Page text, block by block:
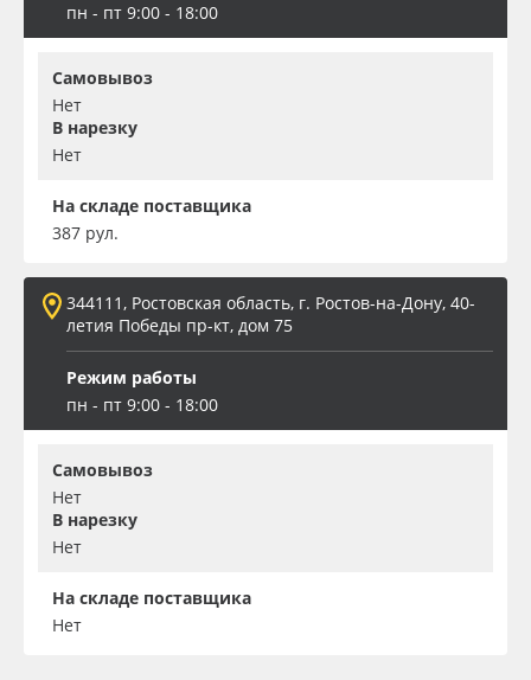
пн - пт 9:00 - 18:00
Самовывоз
Нет
В нарезку
Нет
На складе поставщика
387 рул.
344111, Ростовская область, г. Ростов-на-Дону, 40-
летия Победы пр-кт, дом 75
Режим работы
пн - пт 9:00 - 18:00
Самовывоз
Нет
В нарезку
Нет
На складе поставщика
Нет